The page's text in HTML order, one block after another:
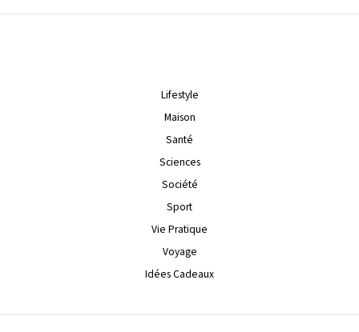
Lifestyle
Maison
Santé
Sciences
Société
Sport
Vie Pratique
Voyage
Idées Cadeaux